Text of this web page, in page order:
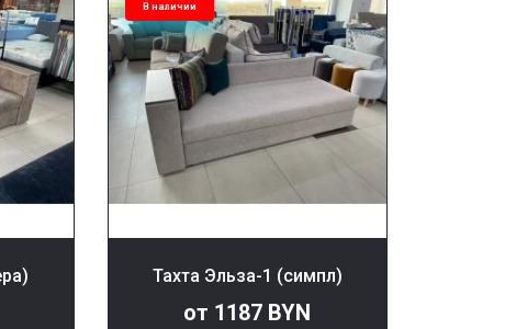
В наличии
Тахта Эльза-1 (симпл)
от 1187 BYN